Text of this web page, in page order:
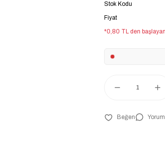
Stok Kodu
Fiyat
*0,80 TL den